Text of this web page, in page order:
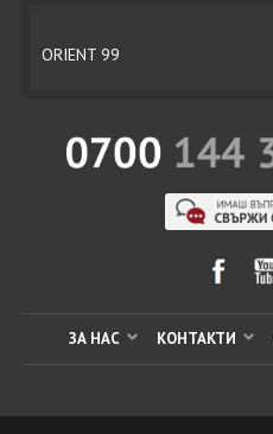
ORIENT 99
ЗА НАС КОНТАКТИ